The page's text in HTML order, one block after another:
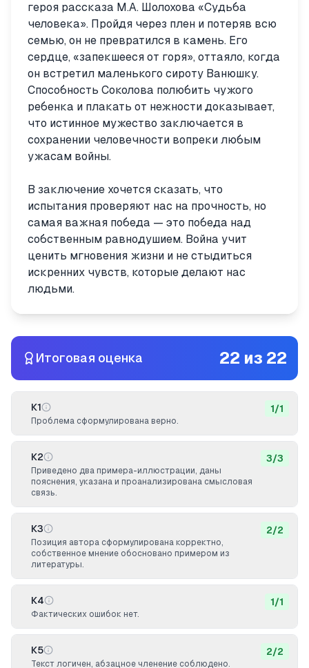
героя рассказа М.А. Шолохова «Судьба
человека». Пройдя через плен и потеряв всю
семью, он не превратился в камень. Его
сердце, «запекшееся от горя», оттаяло, когда
он встретил маленького сироту Ванюшку.
Способность Соколова полюбить чужого
ребенка и плакать от нежности доказывает,
что истинное мужество заключается в
сохранении человечности вопреки любым
ужасам войны.
В заключение хочется сказать, что
испытания проверяют нас на прочность, но
самая важная победа — это победа над
собственным равнодушием. Война учит
ценить мгновения жизни и не стыдиться
искренних чувств, которые делают нас
людьми.
Итоговая оценка 22 из 22
К1
Проблема сформулирована верно.
1/1
К2
Приведено два примера-иллюстрации, даны
пояснения, указана и проанализирована смысловая
связь.
3/3
К3
Позиция автора сформулирована корректно,
собственное мнение обосновано примером из
литературы.
2/2
К4
Фактических ошибок нет.
1/1
К5
Текст логичен, абзацное членение соблюдено.
2/2